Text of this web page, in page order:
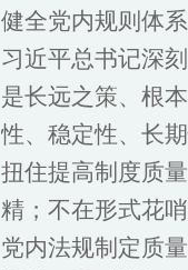
健全党内规则体
习近平总书记深
是长远之策、根
性、稳定性、长
扭住提高制度质
精；不在形式花
党内法规制定质